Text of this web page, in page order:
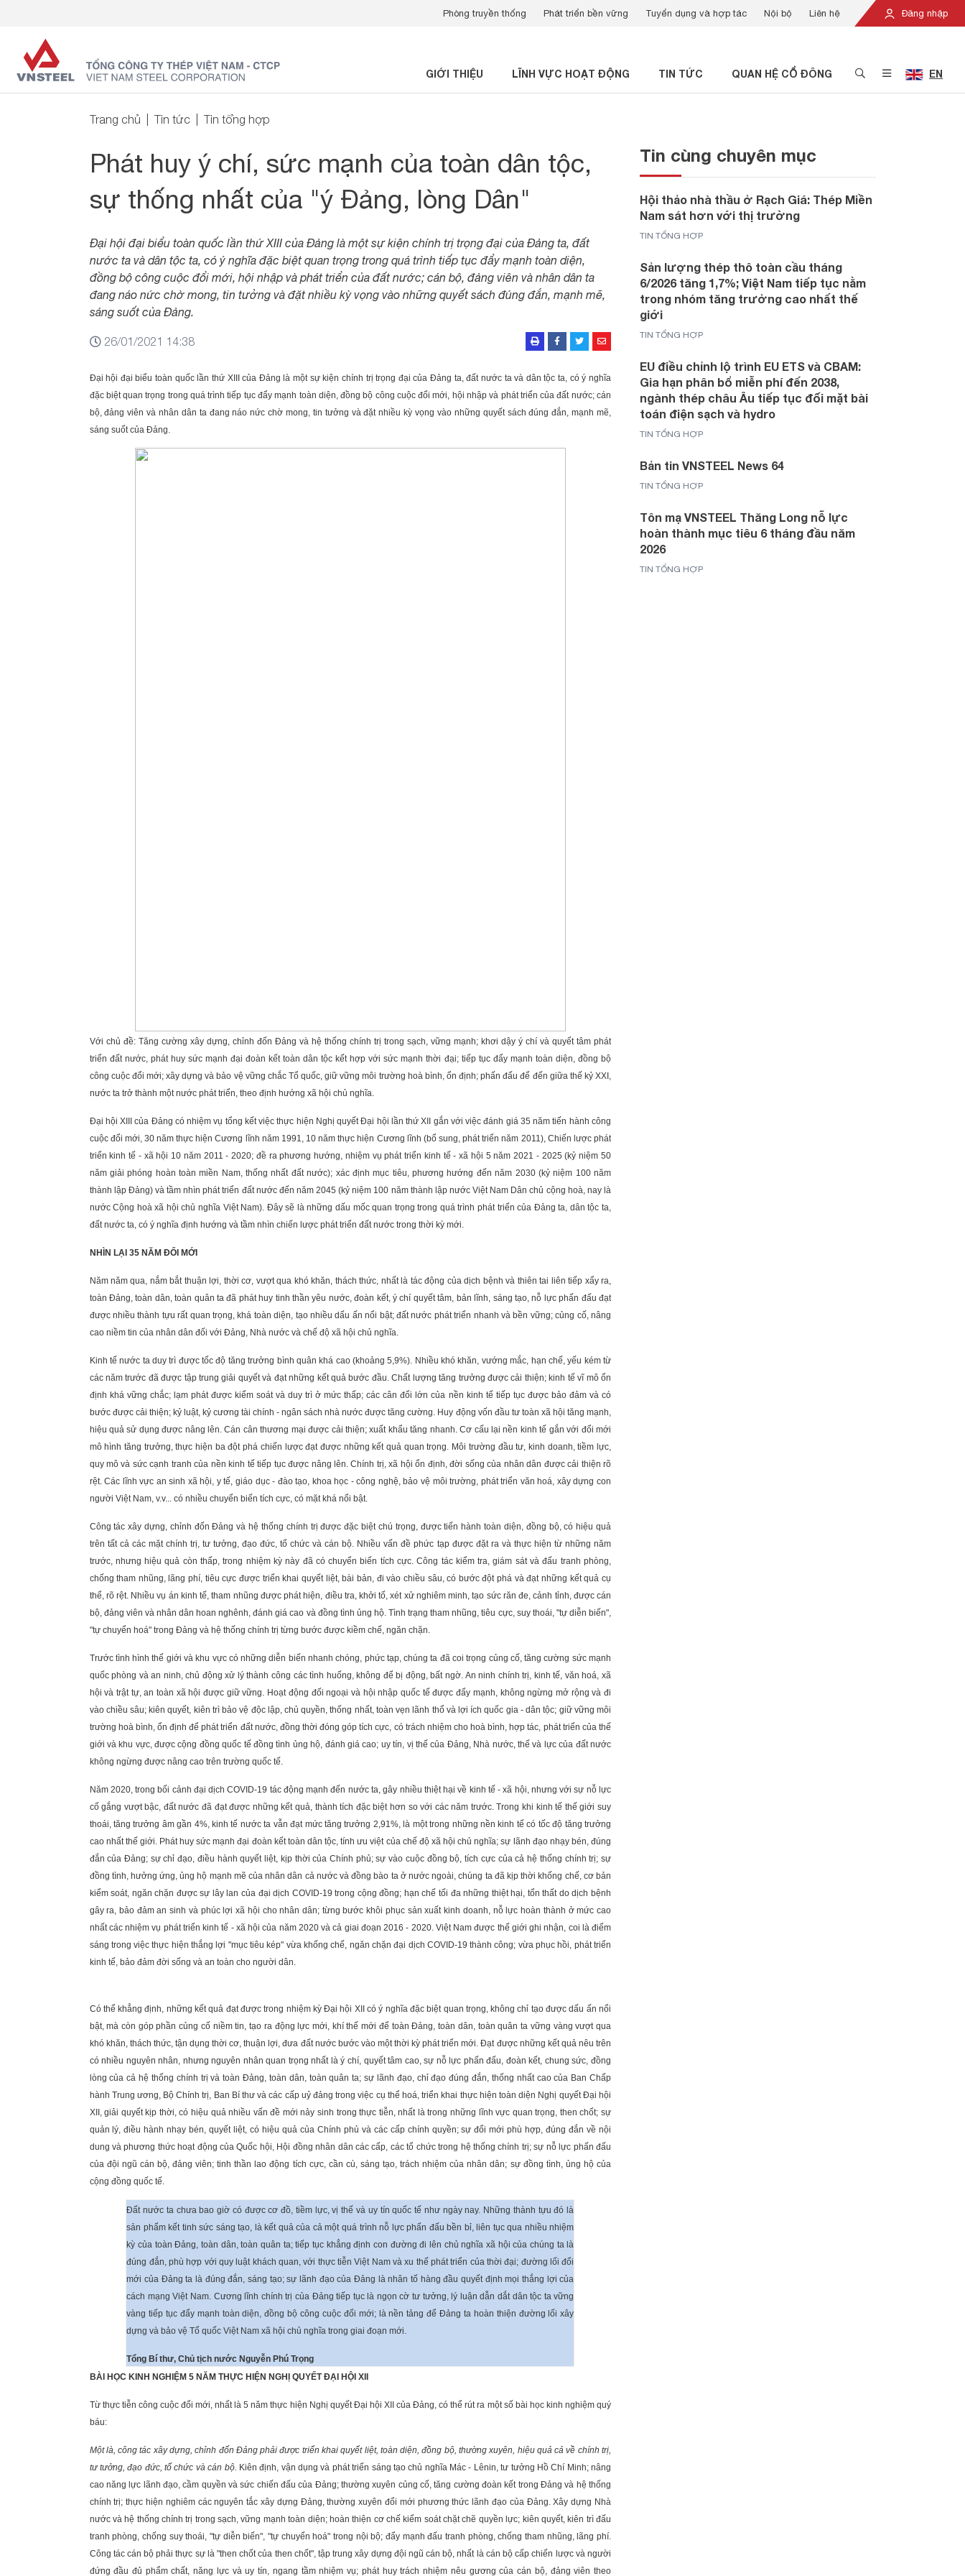
Đăng nhập
Phòng truyền thống Phát triển bền vững Tuyển dụng và hợp tác Nội bộ Liên hệ
GIỚI THIỆU LĨNH VỰC HOẠT ĐỘNG TIN TỨC QUAN HỆ CỔ ĐÔNG EN
Trang chủ Tin tức Tin tổng hợp
Phát huy ý chí, sức mạnh của toàn dân tộc,
sự thống nhất của "ý Đảng, lòng Dân"
Đại hội đại biểu toàn quốc lần thứ XIII của Đảng là một sự kiện chính trị trọng đại của Đảng ta, đất
nước ta và dân tộc ta, có ý nghĩa đặc biệt quan trọng trong quá trình tiếp tục đẩy mạnh toàn diện,
đồng bộ công cuộc đổi mới, hội nhập và phát triển của đất nước; cán bộ, đảng viên và nhân dân ta
đang náo nức chờ mong, tin tưởng và đặt nhiều kỳ vọng vào những quyết sách đúng đắn, mạnh mẽ,
sáng suốt của Đảng.
26/01/2021 14:38
Đại hội đại biểu toàn quốc lần thứ XIII của Đảng là một sự kiện chính trị trọng đại của Đảng ta, đất nước ta và dân tộc ta, có ý nghĩa
đặc biệt quan trọng trong quá trình tiếp tục đẩy mạnh toàn diện, đồng bộ công cuộc đổi mới, hội nhập và phát triển của đất nước; cán
bộ, đảng viên và nhân dân ta đang náo nức chờ mong, tin tưởng và đặt nhiều kỳ vọng vào những quyết sách đúng đắn, mạnh mẽ,
sáng suốt của Đảng.
Với chủ đề: Tăng cường xây dựng, chỉnh đốn Đảng và hệ thống chính trị trong sạch, vững mạnh; khơi dậy ý chí và quyết tâm phát
triển đất nước, phát huy sức mạnh đại đoàn kết toàn dân tộc kết hợp với sức mạnh thời đại; tiếp tục đẩy mạnh toàn diện, đồng bộ
công cuộc đổi mới; xây dựng và bảo vệ vững chắc Tổ quốc, giữ vững môi trường hoà bình, ổn định; phấn đấu để đến giữa thế kỷ XXI,
nước ta trở thành một nước phát triển, theo định hướng xã hội chủ nghĩa.
Đại hội XIII của Đảng có nhiệm vụ tổng kết việc thực hiện Nghị quyết Đại hội lần thứ XII gắn với việc đánh giá 35 năm tiến hành công
cuộc đổi mới, 30 năm thực hiện Cương lĩnh năm 1991, 10 năm thực hiện Cương lĩnh (bổ sung, phát triển năm 2011), Chiến lược phát
triển kinh tế - xã hội 10 năm 2011 - 2020; đề ra phương hướng, nhiệm vụ phát triển kinh tế - xã hội 5 năm 2021 - 2025 (kỷ niệm 50
năm giải phóng hoàn toàn miền Nam, thống nhất đất nước); xác định mục tiêu, phương hướng đến năm 2030 (kỷ niệm 100 năm
thành lập Đảng) và tầm nhìn phát triển đất nước đến năm 2045 (kỷ niệm 100 năm thành lập nước Việt Nam Dân chủ cộng hoà, nay là
nước Cộng hoà xã hội chủ nghĩa Việt Nam). Đây sẽ là những dấu mốc quan trọng trong quá trình phát triển của Đảng ta, dân tộc ta,
đất nước ta, có ý nghĩa định hướng và tầm nhìn chiến lược phát triển đất nước trong thời kỳ mới.
NHÌN LẠI 35 NĂM ĐỔI MỚI
Năm năm qua, nắm bắt thuận lợi, thời cơ, vượt qua khó khăn, thách thức, nhất là tác động của dịch bệnh và thiên tai liên tiếp xẩy ra,
toàn Đảng, toàn dân, toàn quân ta đã phát huy tinh thần yêu nước, đoàn kết, ý chí quyết tâm, bản lĩnh, sáng tạo, nỗ lực phấn đấu đạt
được nhiều thành tựu rất quan trọng, khá toàn diện, tạo nhiều dấu ấn nổi bật; đất nước phát triển nhanh và bền vững; củng cố, nâng
cao niềm tin của nhân dân đối với Đảng, Nhà nước và chế độ xã hội chủ nghĩa.
Kinh tế nước ta duy trì được tốc độ tăng trưởng bình quân khá cao (khoảng 5,9%). Nhiều khó khăn, vướng mắc, hạn chế, yếu kém từ
các năm trước đã được tập trung giải quyết và đạt những kết quả bước đầu. Chất lượng tăng trưởng được cải thiện; kinh tế vĩ mô ổn
định khá vững chắc; lạm phát được kiểm soát và duy trì ở mức thấp; các cân đối lớn của nền kinh tế tiếp tục được bảo đảm và có
bước được cải thiện; kỷ luật, kỷ cương tài chính - ngân sách nhà nước được tăng cường. Huy động vốn đầu tư toàn xã hội tăng mạnh,
hiệu quả sử dụng được nâng lên. Cán cân thương mại được cải thiện; xuất khẩu tăng nhanh. Cơ cấu lại nền kinh tế gắn với đổi mới
mô hình tăng trưởng, thực hiện ba đột phá chiến lược đạt được những kết quả quan trọng. Môi trường đầu tư, kinh doanh, tiềm lực,
quy mô và sức cạnh tranh của nền kinh tế tiếp tục được nâng lên. Chính trị, xã hội ổn định, đời sống của nhân dân được cải thiện rõ
rệt. Các lĩnh vực an sinh xã hội, y tế, giáo dục - đào tạo, khoa học - công nghệ, bảo vệ môi trường, phát triển văn hoá, xây dựng con
người Việt Nam, v.v... có nhiều chuyển biến tích cực, có mặt khá nổi bật.
Công tác xây dựng, chỉnh đốn Đảng và hệ thống chính trị được đặc biệt chú trọng, được tiến hành toàn diện, đồng bộ, có hiệu quả
trên tất cả các mặt chính trị, tư tưởng, đạo đức, tổ chức và cán bộ. Nhiều vấn đề phức tạp được đặt ra và thực hiện từ những năm
trước, nhưng hiệu quả còn thấp, trong nhiệm kỳ này đã có chuyển biến tích cực. Công tác kiểm tra, giám sát và đấu tranh phòng,
chống tham nhũng, lãng phí, tiêu cực được triển khai quyết liệt, bài bản, đi vào chiều sâu, có bước đột phá và đạt những kết quả cụ
thể, rõ rệt. Nhiều vụ án kinh tế, tham nhũng được phát hiện, điều tra, khởi tố, xét xử nghiêm minh, tạo sức răn đe, cảnh tỉnh, được cán
bộ, đảng viên và nhân dân hoan nghênh, đánh giá cao và đồng tình ủng hộ. Tình trạng tham nhũng, tiêu cực, suy thoái, "tự diễn biến",
"tự chuyển hoá" trong Đảng và hệ thống chính trị từng bước được kiềm chế, ngăn chặn.
Trước tình hình thế giới và khu vực có những diễn biến nhanh chóng, phức tạp, chúng ta đã coi trọng củng cố, tăng cường sức mạnh
quốc phòng và an ninh, chủ động xử lý thành công các tình huống, không để bị động, bất ngờ. An ninh chính trị, kinh tế, văn hoá, xã
hội và trật tự, an toàn xã hội được giữ vững. Hoạt động đối ngoại và hội nhập quốc tế được đẩy mạnh, không ngừng mở rộng và đi
vào chiều sâu; kiên quyết, kiên trì bảo vệ độc lập, chủ quyền, thống nhất, toàn vẹn lãnh thổ và lợi ích quốc gia - dân tộc; giữ vững môi
trường hoà bình, ổn định để phát triển đất nước, đồng thời đóng góp tích cực, có trách nhiệm cho hoà bình, hợp tác, phát triển của thế
giới và khu vực, được cộng đồng quốc tế đồng tình ủng hộ, đánh giá cao; uy tín, vị thế của Đảng, Nhà nước, thế và lực của đất nước
không ngừng được nâng cao trên trường quốc tế.
Năm 2020, trong bối cảnh đại dịch COVID-19 tác động mạnh đến nước ta, gây nhiều thiệt hại về kinh tế - xã hội, nhưng với sự nỗ lực
cố gắng vượt bậc, đất nước đã đạt được những kết quả, thành tích đặc biệt hơn so với các năm trước. Trong khi kinh tế thế giới suy
thoái, tăng trưởng âm gần 4%, kinh tế nước ta vẫn đạt mức tăng trưởng 2,91%, là một trong những nền kinh tế có tốc độ tăng trưởng
cao nhất thế giới. Phát huy sức mạnh đại đoàn kết toàn dân tộc, tính ưu việt của chế độ xã hội chủ nghĩa; sự lãnh đạo nhạy bén, đúng
đắn của Đảng; sự chỉ đạo, điều hành quyết liệt, kịp thời của Chính phủ; sự vào cuộc đồng bộ, tích cực của cả hệ thống chính trị; sự
đồng tình, hưởng ứng, ủng hộ mạnh mẽ của nhân dân cả nước và đồng bào ta ở nước ngoài, chúng ta đã kịp thời khống chế, cơ bản
kiểm soát, ngăn chặn được sự lây lan của đại dịch COVID-19 trong cộng đồng; hạn chế tối đa những thiệt hại, tổn thất do dịch bệnh
gây ra, bảo đảm an sinh và phúc lợi xã hội cho nhân dân; từng bước khôi phục sản xuất kinh doanh, nỗ lực hoàn thành ở mức cao
nhất các nhiệm vụ phát triển kinh tế - xã hội của năm 2020 và cả giai đoạn 2016 - 2020. Việt Nam được thế giới ghi nhận, coi là điểm
sáng trong việc thực hiện thắng lợi "mục tiêu kép" vừa khống chế, ngăn chặn đại dịch COVID-19 thành công; vừa phục hồi, phát triển
kinh tế, bảo đảm đời sống và an toàn cho người dân.
Có thể khẳng định, những kết quả đạt được trong nhiệm kỳ Đại hội XII có ý nghĩa đặc biệt quan trọng, không chỉ tạo được dấu ấn nổi
bật, mà còn góp phần củng cố niềm tin, tạo ra động lực mới, khí thế mới để toàn Đảng, toàn dân, toàn quân ta vững vàng vượt qua
khó khăn, thách thức, tận dụng thời cơ, thuận lợi, đưa đất nước bước vào một thời kỳ phát triển mới. Đạt được những kết quả nêu trên
có nhiều nguyên nhân, nhưng nguyên nhân quan trọng nhất là ý chí, quyết tâm cao, sự nỗ lực phấn đấu, đoàn kết, chung sức, đồng
lòng của cả hệ thống chính trị và toàn Đảng, toàn dân, toàn quân ta; sự lãnh đạo, chỉ đạo đúng đắn, thống nhất cao của Ban Chấp
hành Trung ương, Bộ Chính trị, Ban Bí thư và các cấp uỷ đảng trong việc cụ thể hoá, triển khai thực hiện toàn diện Nghị quyết Đại hội
XII, giải quyết kịp thời, có hiệu quả nhiều vấn đề mới nảy sinh trong thực tiễn, nhất là trong những lĩnh vực quan trọng, then chốt; sự
quản lý, điều hành nhạy bén, quyết liệt, có hiệu quả của Chính phủ và các cấp chính quyền; sự đổi mới phù hợp, đúng đắn về nội
dung và phương thức hoạt động của Quốc hội, Hội đồng nhân dân các cấp, các tổ chức trong hệ thống chính trị; sự nỗ lực phấn đấu
của đội ngũ cán bộ, đảng viên; tinh thần lao động tích cực, cần cù, sáng tạo, trách nhiệm của nhân dân; sự đồng tình, ủng hộ của
cộng đồng quốc tế.
Đất nước ta chưa bao giờ có được cơ đồ, tiềm lực, vị thế và uy tín quốc tế như ngày nay. Những thành tựu đó là
sản phẩm kết tinh sức sáng tạo, là kết quả của cả một quá trình nỗ lực phấn đấu bền bỉ, liên tục qua nhiều nhiệm
kỳ của toàn Đảng, toàn dân, toàn quân ta; tiếp tục khẳng định con đường đi lên chủ nghĩa xã hội của chúng ta là
đúng đắn, phù hợp với quy luật khách quan, với thực tiễn Việt Nam và xu thế phát triển của thời đại; đường lối đổi
mới của Đảng ta là đúng đắn, sáng tạo; sự lãnh đạo của Đảng là nhân tố hàng đầu quyết định mọi thắng lợi của
cách mạng Việt Nam. Cương lĩnh chính trị của Đảng tiếp tục là ngọn cờ tư tưởng, lý luận dẫn dắt dân tộc ta vững
vàng tiếp tục đẩy mạnh toàn diện, đồng bộ công cuộc đổi mới; là nền tảng để Đảng ta hoàn thiện đường lối xây
dựng và bảo vệ Tổ quốc Việt Nam xã hội chủ nghĩa trong giai đoạn mới.
Tổng Bí thư, Chủ tịch nước Nguyễn Phú Trọng
BÀI HỌC KINH NGHIỆM 5 NĂM THỰC HIỆN NGHỊ QUYẾT ĐẠI HỘI XII
Từ thực tiễn công cuộc đổi mới, nhất là 5 năm thực hiện Nghị quyết Đại hội XII của Đảng, có thể rút ra một số bài học kinh nghiệm quý
báu:
Một là, công tác xây dựng, chỉnh đốn Đảng phải được triển khai quyết liệt, toàn diện, đồng bộ, thường xuyên, hiệu quả cả về chính trị,
tư tưởng, đạo đức, tổ chức và cán bộ. Kiên định, vận dụng và phát triển sáng tạo chủ nghĩa Mác - Lênin, tư tưởng Hồ Chí Minh; nâng
cao năng lực lãnh đạo, cầm quyền và sức chiến đấu của Đảng; thường xuyên củng cố, tăng cường đoàn kết trong Đảng và hệ thống
chính trị; thực hiện nghiêm các nguyên tắc xây dựng Đảng, thường xuyên đổi mới phương thức lãnh đạo của Đảng. Xây dựng Nhà
nước và hệ thống chính trị trong sạch, vững mạnh toàn diện; hoàn thiện cơ chế kiểm soát chặt chẽ quyền lực; kiên quyết, kiên trì đấu
tranh phòng, chống suy thoái, "tự diễn biến", "tự chuyển hoá" trong nội bộ; đẩy mạnh đấu tranh phòng, chống tham nhũng, lãng phí.
Công tác cán bộ phải thực sự là "then chốt của then chốt", tập trung xây dựng đội ngũ cán bộ, nhất là cán bộ cấp chiến lược và người
đứng đầu đủ phẩm chất, năng lực và uy tín, ngang tầm nhiệm vụ; phát huy trách nhiệm nêu gương của cán bộ, đảng viên theo
Tin cùng chuyên mục
Hội thảo nhà thầu ở Rạch Giá: Thép Miền
Nam sát hơn với thị trường
TIN TỔNG HỢP
Sản lượng thép thô toàn cầu tháng
6/2026 tăng 1,7%; Việt Nam tiếp tục nằm
trong nhóm tăng trưởng cao nhất thế
giới
TIN TỔNG HỢP
EU điều chỉnh lộ trình EU ETS và CBAM:
Gia hạn phân bổ miễn phí đến 2038,
ngành thép châu Âu tiếp tục đối mặt bài
toán điện sạch và hydro
TIN TỔNG HỢP
Bản tin VNSTEEL News 64
TIN TỔNG HỢP
Tôn mạ VNSTEEL Thăng Long nỗ lực
hoàn thành mục tiêu 6 tháng đầu năm
2026
TIN TỔNG HỢP